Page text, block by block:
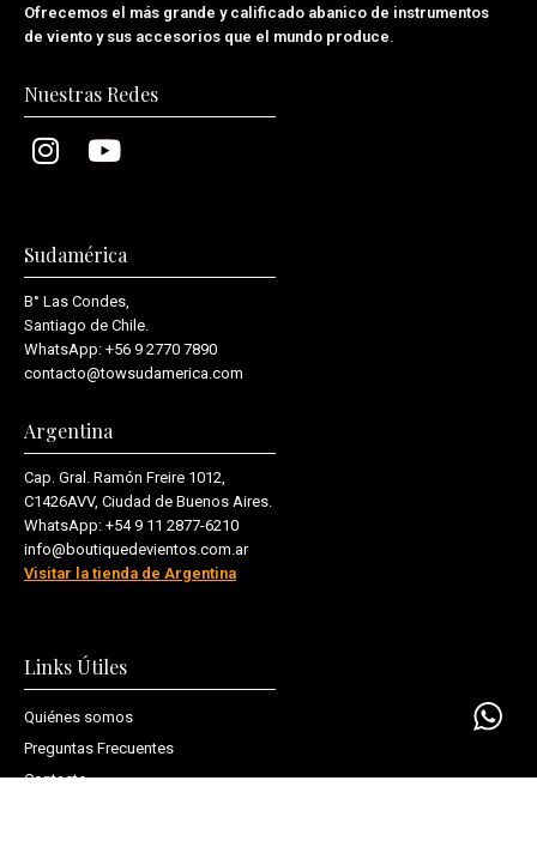
Ofrecemos el más grande y calificado abanico de instrumentos
de viento y sus accesorios que el mundo produce
Nuestras Redes
Sudamérica
B° Las Condes,
Santiago de Chile.
WhatsApp: +56 9 2770 7890
contacto@towsudamerica.com
Argentina
Cap. Gral. Ramón Freire 1012,
C1426AVV, Ciudad de Buenos Aires.
WhatsApp: +54 9 11 2877-6210
info@boutiquedevientos.com.ar
Visitar la tienda de Argentina
Links Útiles
Quiénes somos
Preguntas Frecuentes
Contacto